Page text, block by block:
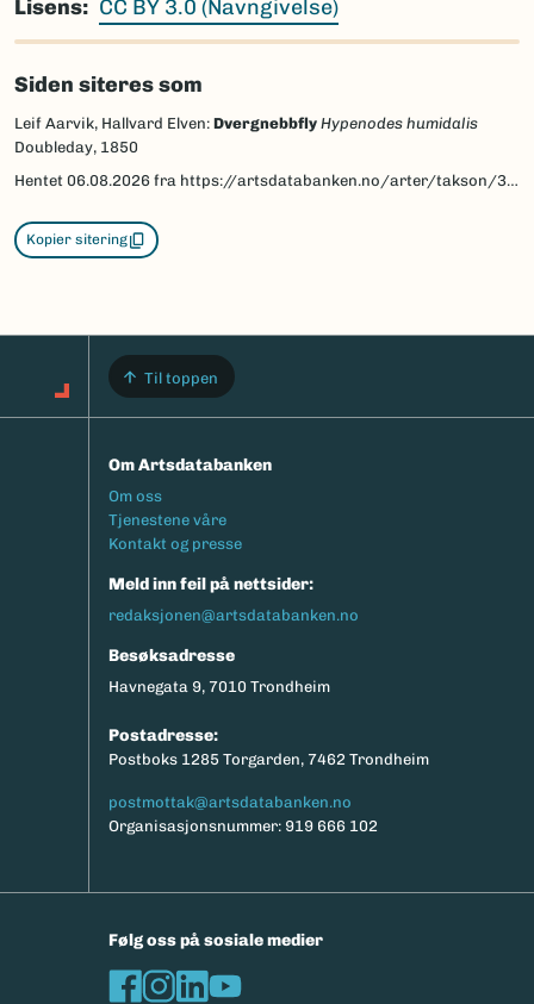
Lisens
CC BY 3.0 (Navngivelse)
Siden siteres som
Leif Aarvik, Hallvard Elven: Dvergnebbfly Hypenodes humidalis
Doubleday, 1850
Hentet 06.08.2026 fra https://artsdatabanken.no/arter/takson/30397/beskrivelse
Kopier sitering
Til toppen
Om Artsdatabanken
Footermeny
Om oss
Tjenestene våre
Kontakt og presse
Meld inn feil på nettsider:
redaksjonen@artsdatabanken.no
Besøksadresse
Havnegata 9, 7010 Trondheim
Postadresse:
Postboks 1285 Torgarden, 7462 Trondheim
postmottak@artsdatabanken.no
Organisasjonsnummer: 919 666 102
Følg oss på sosiale medier